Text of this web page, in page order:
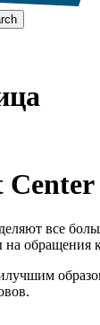
Center
все
обращения